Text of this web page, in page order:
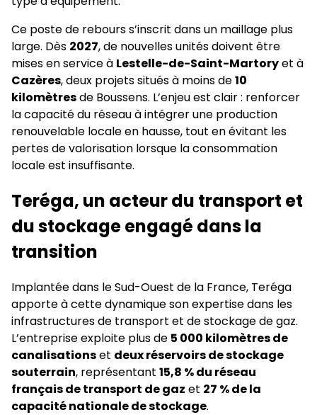
Ce poste de rebours s’inscrit dans un maillage plus
large. Dès 2027, de nouvelles unités doivent être
mises en service à Lestelle-de-Saint-Martoryet à
Cazères, deux projets situés à moins de10
kilomètresde Boussens. L’enjeu est clair : renforcer
la capacité du réseau à intégrer une production
renouvelable locale en hausse, tout en évitant les
pertes de valorisation lorsque la consommation
locale est insuffisante.
Teréga, un acteur du transport et
du stockage engagé dans la
transition
Implantée dans le Sud-Ouest de la France, Teréga
apporte à cette dynamique son expertise dans les
infrastructures de transport et de stockage de gaz.
L’entreprise exploite plus de 5 000 kilomètres de
canalisationset deux réservoirs de stockage
souterrain, représentant 15,8 % du réseau
français de transport de gaz et 27 % de la
capacité nationale de stockage.